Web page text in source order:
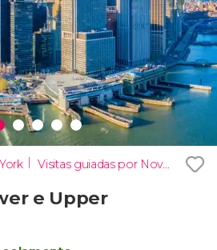
Visitas guiadas por Nova York
e Upper